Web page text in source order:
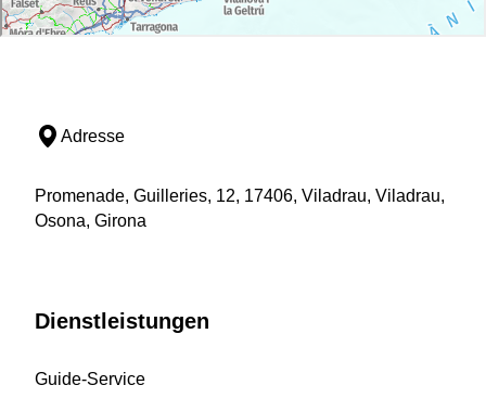
Adresse
Promenade, Guilleries, 12, 17406, Viladrau, Viladrau,
Osona, Girona
Dienstleistungen
Guide-Service